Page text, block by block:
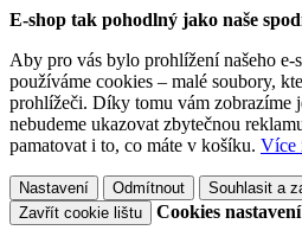
E-shop tak pohodlný jako naše
Aby pro vás bylo prohlížení našeho e-
používáme cookies – malé soubory,
prohlížeči. Díky tomu vám zobrazíme
nebudeme ukazovat zbytečnou
pamatovat i to, co máte v košíku. Více
Nastavení Odmítnout
Souhlasit a
Zavřít cookie lištu
Cookies nastavení